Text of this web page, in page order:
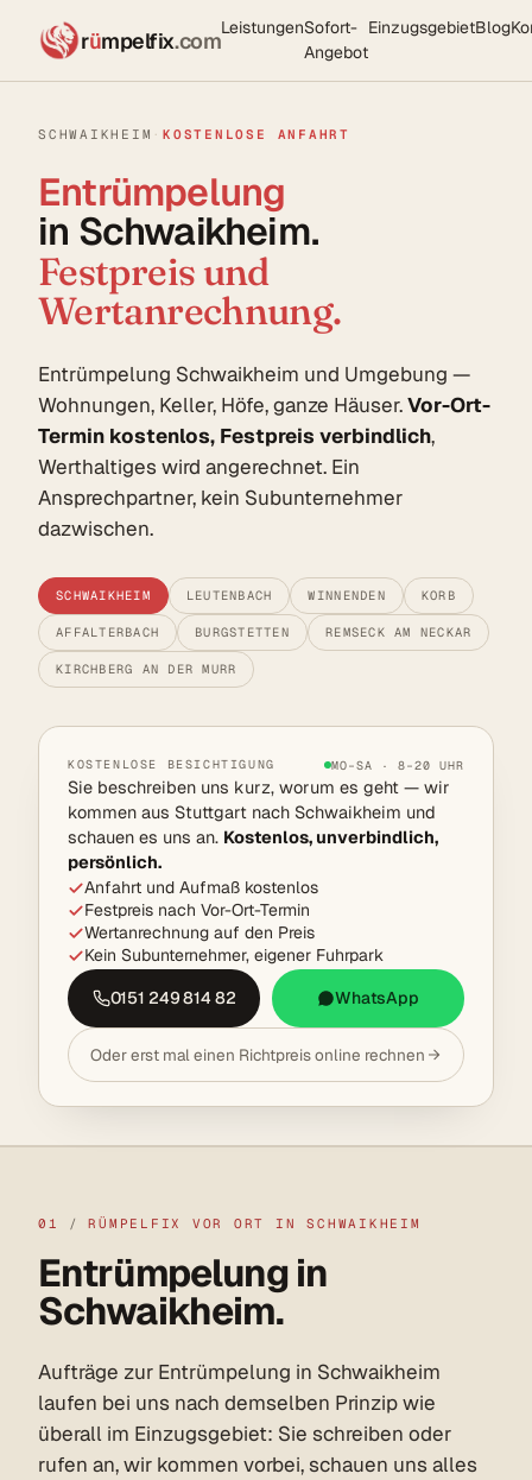
rümpelfix.comLeistungenSofort-
Angebot
EinzugsgebietBlog
SCHWAIKHEIM ·KOSTENLOSE ANFAHRT
Entrümpelung
in Schwaikheim.
Festpreis und
Wertanrechnung.
Entrümpelung Schwaikheim und Umgebung —
Wohnungen, Keller, Höfe, ganze Häuser.Vor-Ort-
Termin kostenlos, Festpreis verbindlich,
Werthaltiges wird angerechnet. Ein
Ansprechpartner, kein Subunternehmer
dazwischen.
SCHWAIKHEIM LEUTENBACH WINNENDEN KORB
AFFALTERBACH BURGSTETTEN REMSECK AM NECKAR
KIRCHBERG AN DER MURR
KOSTENLOSE BESICHTIGUNG MO–SA · 8–20 UHR
Sie beschreiben uns kurz, worum es geht — wir
kommen aus Stuttgart nach Schwaikheim und
schauen es uns an. Kostenlos, unverbindlich,
persönlich.
Anfahrt und Aufmaß kostenlos
Festpreis nach Vor-Ort-Termin
Wertanrechnung auf den Preis
Kein Subunternehmer, eigener Fuhrpark
0151 249 814 82
WhatsApp
Oder erst mal einen Richtpreis online rechnen
01 / RÜMPELFIX VOR ORT IN SCHWAIKHEIM
Entrümpelung in
Schwaikheim.
Aufträge zur Entrümpelung in Schwaikheim
laufen bei uns nach demselben Prinzip wie
überall im Einzugsgebiet: Sie schreiben oder
rufen an, wir kommen vorbei, schauen uns alles